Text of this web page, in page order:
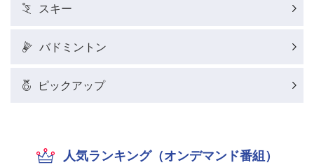
スキー
バドミントン
ピックアップ
人気ランキング（オンデマンド番組）